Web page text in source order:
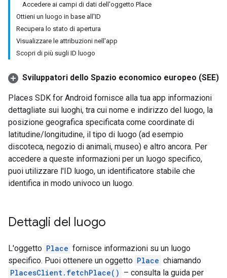
Accedere ai campi di dati dell'oggetto Place
Ottieni un luogo in base all'ID
Recupera lo stato di apertura
Visualizzare le attribuzioni nell'app
Scopri di più sugli ID luogo
Sviluppatori dello Spazio economico europeo (SEE)
Places SDK for Android fornisce alla tua app informazioni
dettagliate sui luoghi, tra cui nome e indirizzo del luogo, la
posizione geografica specificata come coordinate di
latitudine/longitudine, il tipo di luogo (ad esempio
discoteca, negozio di animali, museo) e altro ancora. Per
accedere a queste informazioni per un luogo specifico,
puoi utilizzare l'ID luogo, un identificatore stabile che
identifica in modo univoco un luogo.
Dettagli del luogo
L'oggetto Place fornisce informazioni su un luogo
specifico. Puoi ottenere un oggetto Place chiamando
PlacesClient.fetchPlace() – consulta la guida per